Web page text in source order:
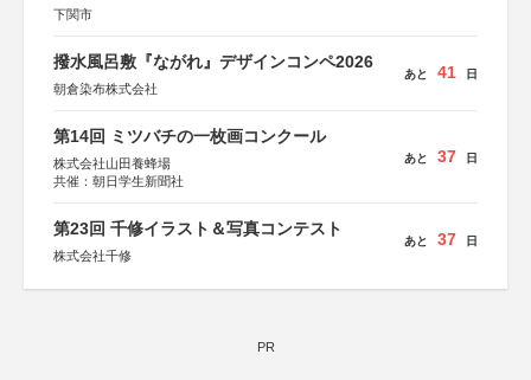
下関市
撥水風呂敷『ながれ』デザインコンペ2026
朝倉染布株式会社
あと 41 日
第14回 ミツバチの一枚画コンクール
株式会社山田養蜂場
共催：朝日学生新聞社
あと 37 日
第23回 千修イラスト＆写真コンテスト
株式会社千修
あと 37 日
PR